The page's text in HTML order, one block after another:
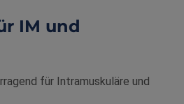
IM und
für Intramuskuläre und